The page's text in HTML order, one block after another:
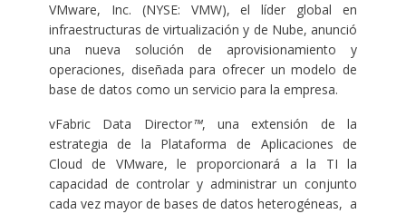
VMware, Inc. (NYSE: VMW), el líder global en
infraestructuras de virtualización y de Nube, anunció
una nueva solución de aprovisionamiento y
operaciones, diseñada para ofrecer un modelo de
base de datos como un servicio para la empresa.
vFabric Data Director™, una extensión de la
estrategia de la Plataforma de Aplicaciones de
Cloud de VMware, le proporcionará a la TI la
capacidad de controlar y administrar un conjunto
cada vez mayor de bases de datos heterogéneas, a